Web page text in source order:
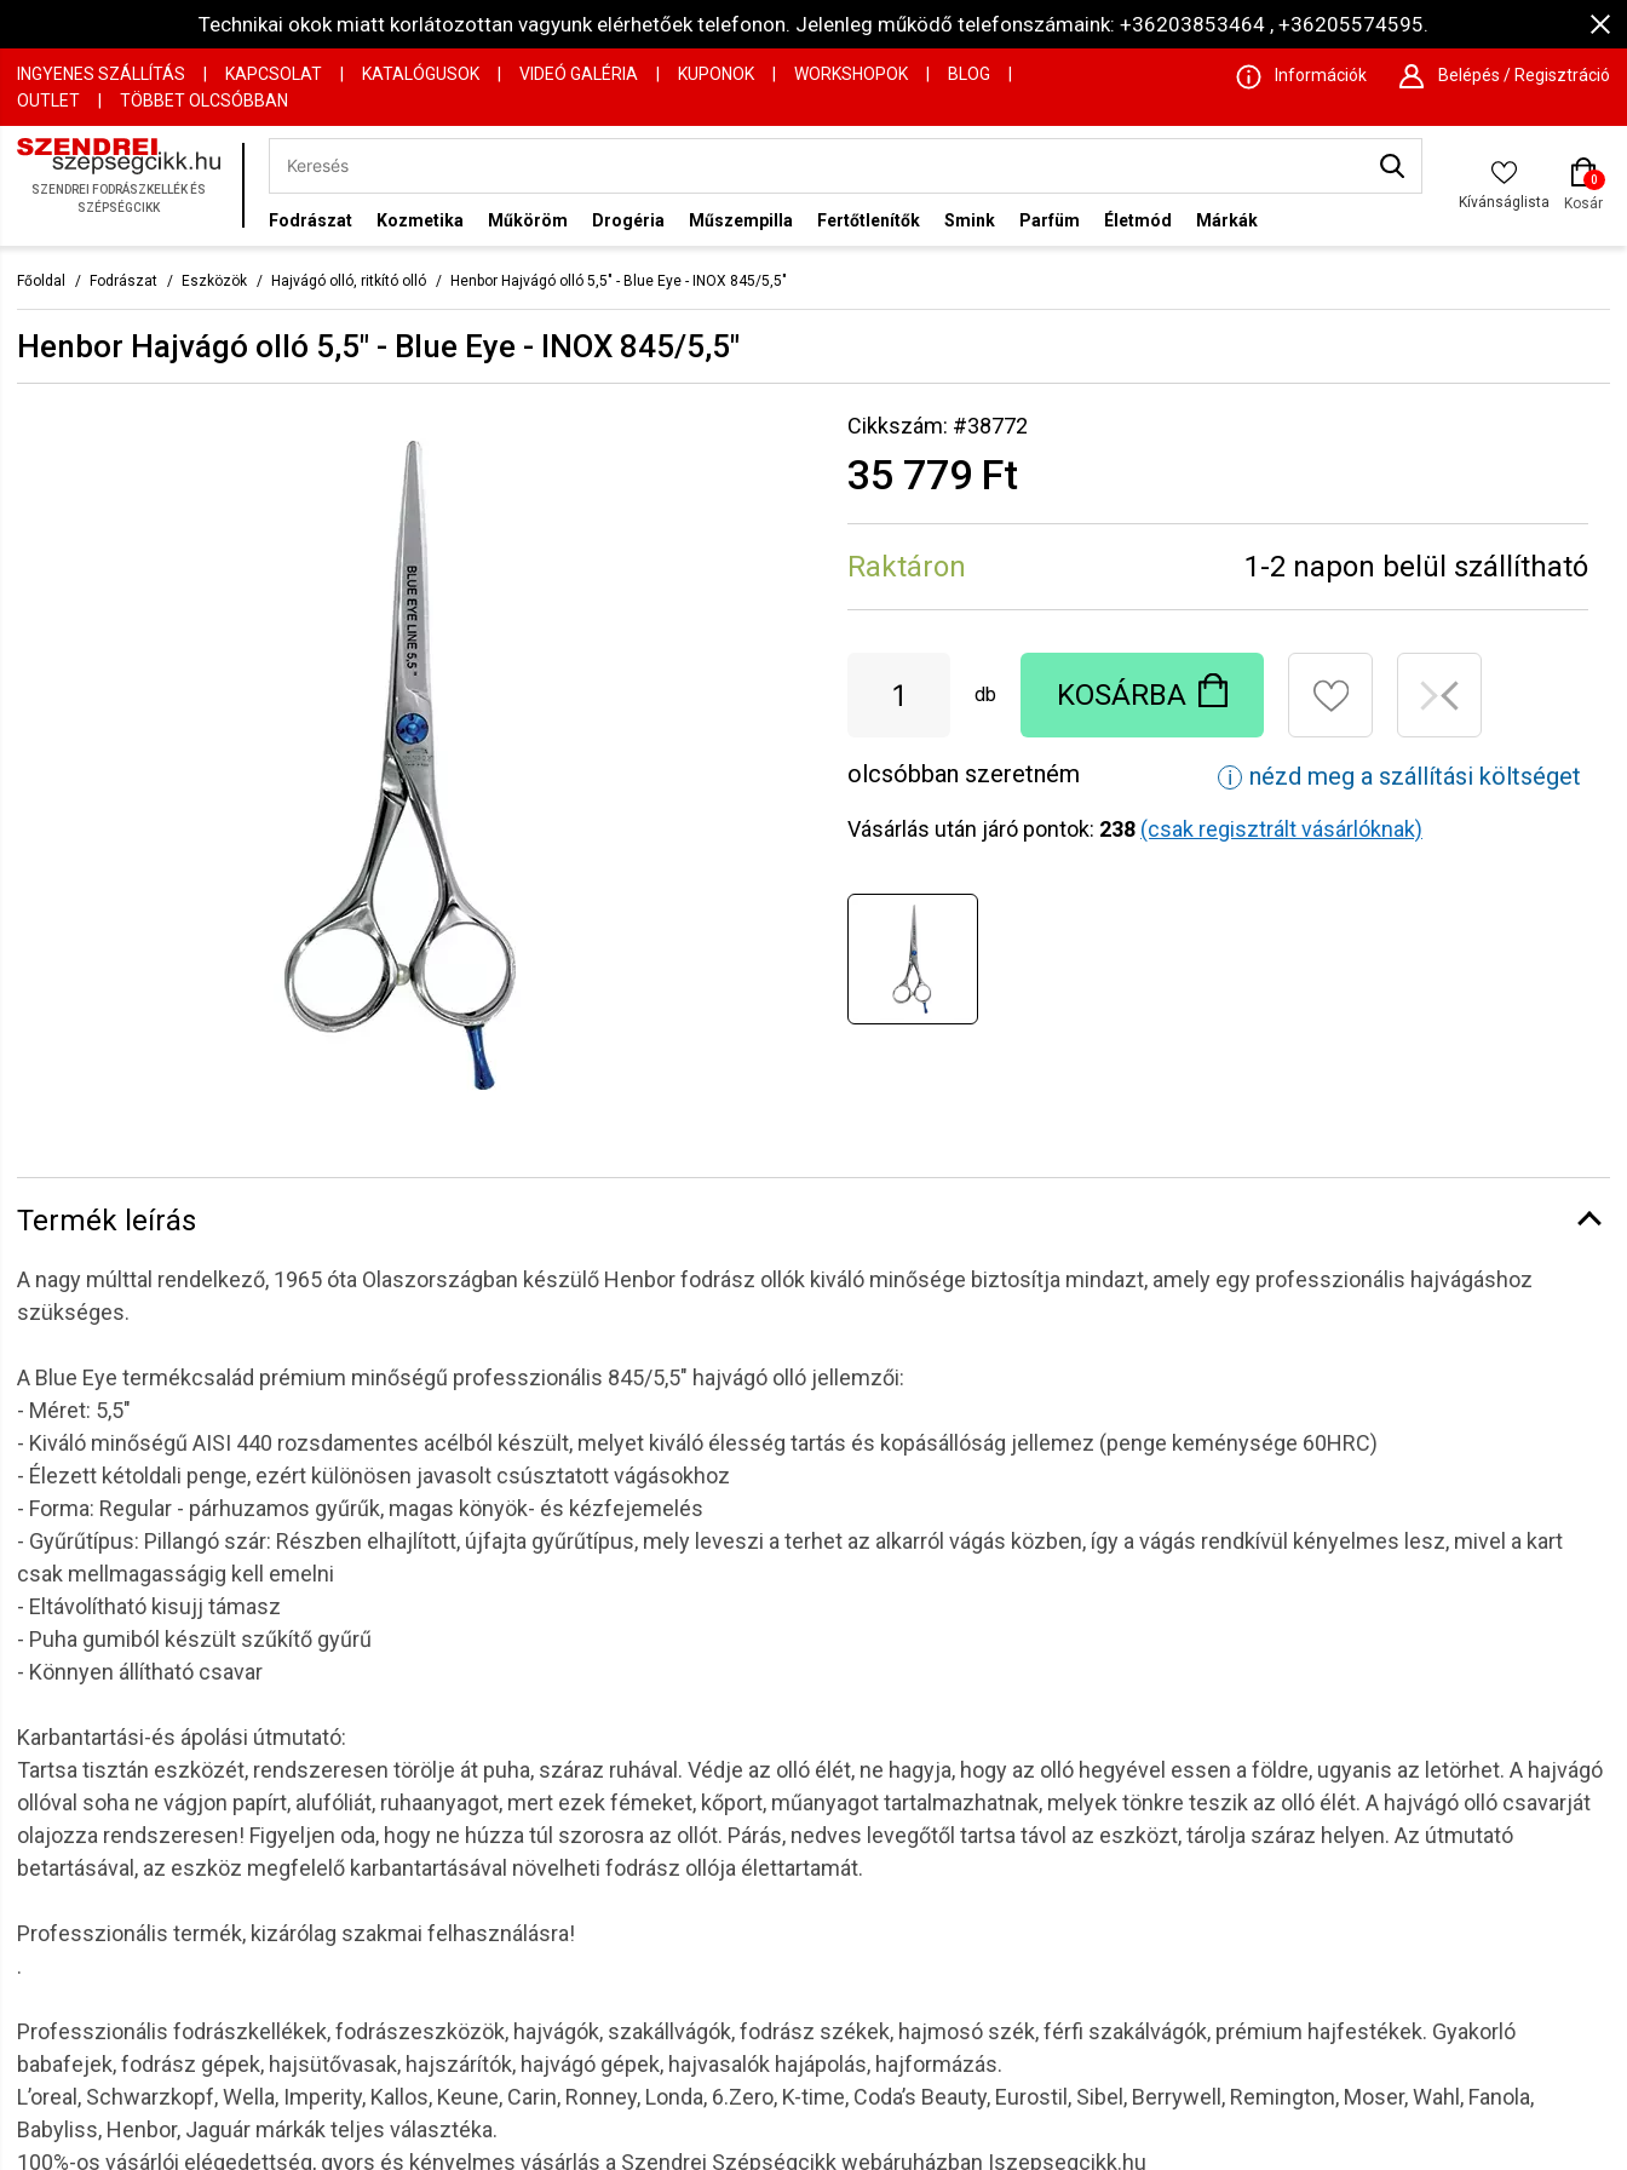
Technikai okok miatt korlátozottan vagyunk elérhetőek telefonon. Jelenleg működő telefonszámaink: +36203853464 , +36205574595.
INGYENES SZÁLLÍTÁS KAPCSOLAT KATALÓGUSOK VIDEÓ GALÉRIA KUPONOK WORKSHOPOK BLOG
OUTLET
| TÖBBET OLCSÓBBAN
Információk Belépés / Regisztráció
SZENDREI FODRÁSZKELLÉK ÉS
SZÉPSÉGCIKK
Fodrászat Kozmetika Műköröm Drogéria Műszempilla Fertőtlenítők Smink Parfüm Életmód Márkák
Kívánságlista
0
Kosár
Főoldal Fodrászat Eszközök Hajvágó olló, ritkító olló Henbor Hajvágó olló 5,5" - Blue Eye - INOX 845/5,5"
Henbor Hajvágó olló 5,5" - Blue Eye - INOX 845/5,5"
Cikkszám: #38772
35 779 Ft
Raktáron 1-2 napon belül szállítható
db KOSÁRBA
olcsóbban szeretném ℹ nézd meg a szállítási költséget
Vásárlás után járó pontok: 238 (csak regisztrált vásárlóknak)
Termék leírás
A nagy múlttal rendelkező, 1965 óta Olaszországban készülő Henbor fodrász ollók kiváló minősége biztosítja mindazt, amely egy professzionális hajvágáshoz
szükséges.
A Blue Eye termékcsalád prémium minőségű professzionális 845/5,5" hajvágó olló jellemzői:
- Méret: 5,5"
- Kiváló minőségű AISI 440 rozsdamentes acélból készült, melyet kiváló élesség tartás és kopásállóság jellemez (penge keménysége 60HRC)
- Élezett kétoldali penge, ezért különösen javasolt csúsztatott vágásokhoz
- Forma: Regular - párhuzamos gyűrűk, magas könyök- és kézfejemelés
- Gyűrűtípus: Pillangó szár: Részben elhajlított, újfajta gyűrűtípus, mely leveszi a terhet az alkarról vágás közben, így a vágás rendkívül kényelmes lesz, mivel a kart
csak mellmagasságig kell emelni
- Eltávolítható kisujj támasz
- Puha gumiból készült szűkítő gyűrű
- Könnyen állítható csavar
Karbantartási-és ápolási útmutató:
Tartsa tisztán eszközét, rendszeresen törölje át puha, száraz ruhával. Védje az olló élét, ne hagyja, hogy az olló hegyével essen a földre, ugyanis az letörhet. A hajvágó
ollóval soha ne vágjon papírt, alufóliát, ruhaanyagot, mert ezek fémeket, kőport, műanyagot tartalmazhatnak, melyek tönkre teszik az olló élét. A hajvágó olló csavarját
olajozza rendszeresen! Figyeljen oda, hogy ne húzza túl szorosra az ollót. Párás, nedves levegőtől tartsa távol az eszközt, tárolja száraz helyen. Az útmutató
betartásával, az eszköz megfelelő karbantartásával növelheti fodrász ollója élettartamát.
Professzionális termék, kizárólag szakmai felhasználásra!
.
Professzionális fodrászkellékek, fodrászeszközök, hajvágók, szakállvágók, fodrász székek, hajmosó szék, férfi szakálvágók, prémium hajfestékek. Gyakorló
babafejek, fodrász gépek, hajsütővasak, hajszárítók, hajvágó gépek, hajvasalók hajápolás, hajformázás.
L’oreal, Schwarzkopf, Wella, Imperity, Kallos, Keune, Carin, Ronney, Londa, 6.Zero, K-time, Coda’s Beauty, Eurostil, Sibel, Berrywell, Remington, Moser, Wahl, Fanola,
Babyliss, Henbor, Jaguár márkák teljes választéka.
100%-os vásárlói elégedettség, gyors és kényelmes vásárlás a Szendrei Szépségcikk webáruházban |szepsegcikk.hu